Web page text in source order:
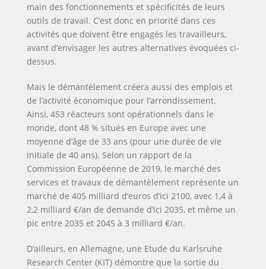
main des fonctionnements et spécificités de leurs
outils de travail. C’est donc en priorité dans ces
activités que doivent être engagés les travailleurs,
avant d’envisager les autres alternatives évoquées ci-
dessus.
Mais le démantèlement créera aussi des emplois et
de l’activité économique pour l’arrondissement.
Ainsi, 453 réacteurs sont opérationnels dans le
monde, dont 48 % situés en Europe avec une
moyenne d’âge de 33 ans (pour une durée de vie
initiale de 40 ans). Selon un rapport de la
Commission Européenne de 2019, le marché des
services et travaux de démantèlement représente un
marché de 405 milliard d’euros d’ici 2100, avec 1,4 à
2,2 milliard €/an de demande d’ici 2035, et même un
pic entre 2035 et 2045 à 3 milliard €/an.
D’ailleurs, en Allemagne, une Etude du Karlsruhe
Research Center (KIT) démontre que la sortie du